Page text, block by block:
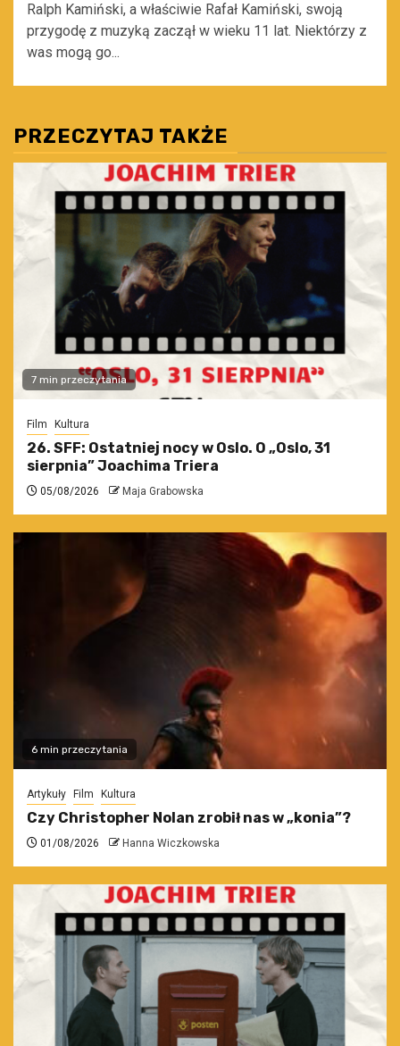
Ralph Kamiński, a właściwie Rafał Kamiński, swoją
przygodę z muzyką zaczął w wieku 11 lat. Niektórzy z
was mogą go...
PRZECZYTAJ TAKŻE
7 min przeczytania
Film Kultura
26. SFF: Ostatniej nocy w Oslo. O „Oslo, 31
sierpnia” Joachima Triera
05/08/2026 Maja Grabowska
6 min przeczytania
Artykuły Film Kultura
Czy Christopher Nolan zrobił nas w „konia”?
01/08/2026 Hanna Wiczkowska